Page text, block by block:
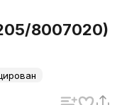
8007020)